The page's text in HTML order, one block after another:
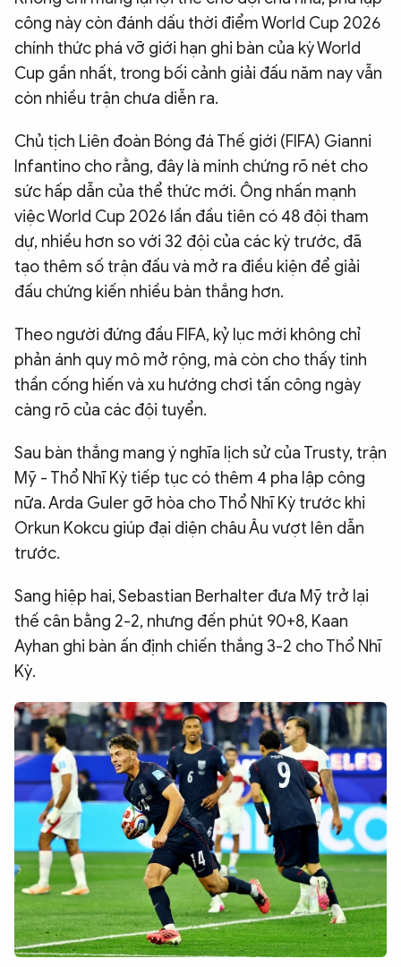
công này còn đánh dấu thời điểm World Cup 2026
chính thức phá vỡ giới hạn ghi bàn của kỳ World
Cup gần nhất, trong bối cảnh giải đấu năm nay vẫn
còn nhiều trận chưa diễn ra.
Chủ tịch Liên đoàn Bóng đá Thế giới (FIFA) Gianni
Infantino cho rằng, đây là minh chứng rõ nét cho
sức hấp dẫn của thể thức mới. Ông nhấn mạnh
việc World Cup 2026 lần đầu tiên có 48 đội tham
dự, nhiều hơn so với 32 đội của các kỳ trước, đã
tạo thêm số trận đấu và mở ra điều kiện để giải
đấu chứng kiến nhiều bàn thắng hơn.
Theo người đứng đầu FIFA, kỷ lục mới không chỉ
phản ánh quy mô mở rộng, mà còn cho thấy tinh
thần cống hiến và xu hướng chơi tấn công ngày
càng rõ của các đội tuyển.
Sau bàn thắng mang ý nghĩa lịch sử của Trusty, trận
Mỹ - Thổ Nhĩ Kỳ tiếp tục có thêm 4 pha lập công
nữa. Arda Guler gỡ hòa cho Thổ Nhĩ Kỳ trước khi
Orkun Kokcu giúp đại diện châu Âu vượt lên dẫn
trước.
Sang hiệp hai, Sebastian Berhalter đưa Mỹ trở lại
thế cân bằng 2-2, nhưng đến phút 90+8, Kaan
Ayhan ghi bàn ấn định chiến thắng 3-2 cho Thổ Nhĩ
Kỳ.